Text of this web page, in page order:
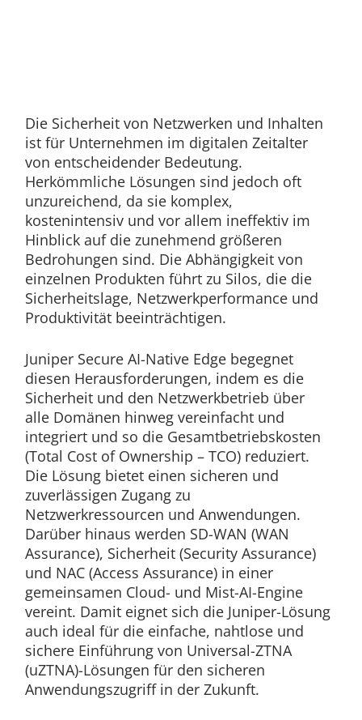
Die Sicherheit von Netzwerken und Inhalten
ist für Unternehmen im digitalen Zeitalter
von entscheidender Bedeutung.
Herkömmliche Lösungen sind jedoch oft
unzureichend, da sie komplex,
kostenintensiv und vor allem ineffektiv im
Hinblick auf die zunehmend größeren
Bedrohungen sind. Die Abhängigkeit von
einzelnen Produkten führt zu Silos, die die
Sicherheitslage, Netzwerkperformance und
Produktivität beeinträchtigen.
Juniper Secure AI-Native Edge begegnet
diesen Herausforderungen, indem es die
Sicherheit und den Netzwerkbetrieb über
alle Domänen hinweg vereinfacht und
integriert und so die Gesamtbetriebskosten
(Total Cost of Ownership – TCO) reduziert.
Die Lösung bietet einen sicheren und
zuverlässigen Zugang zu
Netzwerkressourcen und Anwendungen.
Darüber hinaus werden SD-WAN (WAN
Assurance), Sicherheit (Security Assurance)
und NAC (Access Assurance) in einer
gemeinsamen Cloud- und Mist-AI-Engine
vereint. Damit eignet sich die Juniper-Lösung
auch ideal für die einfache, nahtlose und
sichere Einführung von Universal-ZTNA
(uZTNA)-Lösungen für den sicheren
Anwendungszugriff in der Zukunft.